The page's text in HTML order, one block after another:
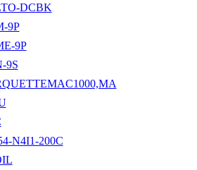
DCBK
9P
9P
9S
N4I1-200C